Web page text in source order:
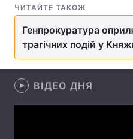
Техно і зв'язок
Зброя
Здоров'я
Цікавинки
ЧИТАЙТЕ ТАКОЖ
Генпрокуратура
трагічних подій у
ВІДЕО ДНЯ